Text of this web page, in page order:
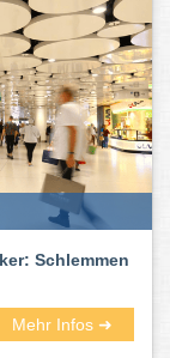
Kurz:
Schlemmen
Mehr Infos ➜